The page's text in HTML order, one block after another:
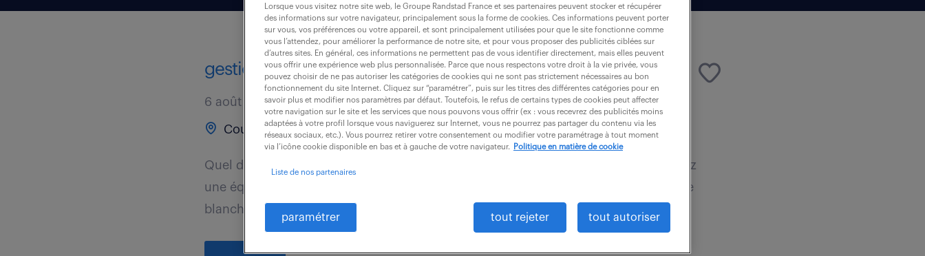
gestionnaire d'assurances (f/h)
6 août 2026
Courbevoie (92) intérim 5 mois 37 000 - 38 000 € / an
Quel défi vous réserve le poste d' Analyste LCBFT (F/H) chez notre client ? Rejoignez
une équipe dynamique pour évaluer et gérer les risques associés à la lutte contre le
blanchiment de...
Lorsque vous visitez notre site web, le Groupe Randstad France et ses partenaires peuvent stocker et récupérer
des informations sur votre navigateur, principalement sous la forme de cookies. Ces informations peuvent porter
sur vous, vos préférences ou votre appareil, et sont principalement utilisées pour que le site fonctionne comme
vous l’attendez, pour améliorer la performance de notre site, et pour vous proposer des publicités ciblées sur
d’autres sites. En général, ces informations ne permettent pas de vous identifier directement, mais elles peuvent
vous offrir une expérience web plus personnalisée. Parce que nous respectons votre droit à la vie privée, vous
pouvez choisir de ne pas autoriser les catégories de cookies qui ne sont pas strictement nécessaires au bon
fonctionnement du site Internet. Cliquez sur “paramétrer”, puis sur les titres des différentes catégories pour en
savoir plus et modifier nos paramètres par défaut. Toutefois, le refus de certains types de cookies peut affecter
votre navigation sur le site et les services que nous pouvons vous offrir (ex : vous recevrez des publicités moins
adaptées à votre profil lorsque vous naviguerez sur Internet, vous ne pourrez pas partager du contenu via les
réseaux sociaux, etc.). Vous pourrez retirer votre consentement ou modifier votre paramétrage à tout moment
via l’icône cookie disponible en bas et à gauche de votre navigateur.
Politique en matière de cookie
Liste de nos partenaires
paramétrer tout rejeter tout autoriser